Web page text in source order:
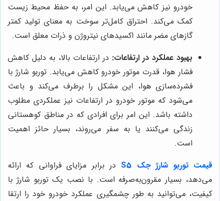
خودرو نیز کاهش می‌یابد. این امر، به حفظ محیط زیست
کمک می‌کند. احتراق کامل‌تر سوخت به معنای تولید کمتر
گازهای مضر مانند اکسیدهای نیتروژن و ذرات معلق است.
بهبود عملکرد در ارتفاعات: در ارتفاعات بالا، به دلیل کاهش
فشار هوا، قدرت موتور خودرو کاهش می‌یابد. توربو شارژ با
فشرده‌سازی هوا، این مشکل را برطرف می‌کند و باعث
می‌شود که موتور خودرو در ارتفاعات نیز عملکردی مطلوب
داشته باشد. این امر برای افرادی که در مناطق کوهستانی
زندگی می‌کنند یا به سفر می‌روند، بسیار حائز اهمیت
است.
قیمت توربو شارژ جک S5
در برابر مزایای فراوانی که ارائه
می‌دهد، بسیار مقرون‌به‌صرفه است. با نصب یک توربو شارژ با
کیفیت، می‌توانید به طور چشمگیری عملکرد خودرو خود را ارتقا